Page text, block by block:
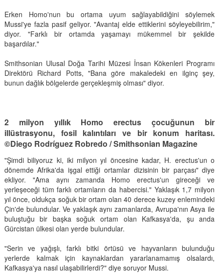
Erken Homo'nun bu ortama uyum sağlayabildiğini söylemek
Mussi'ye fazla pasif geliyor. "Avantaj elde ettiklerini söyleyebilirim,"
diyor. "Farklı bir ortamda yaşamayı mükemmel bir şekilde
başardılar."
Smithsonian Ulusal Doğa Tarihi Müzesi İnsan Kökenleri Programı
Direktörü Richard Potts, "Bana göre makaledeki en ilginç şey,
bunun dağlık bölgelerde gerçekleşmiş olması" diyor.
2 milyon yıllık Homo erectus çocuğunun bir
illüstrasyonu, fosil kalıntıları ve bir konum haritası.
©Diego Rodríguez Robredo / Smithsonian Magazine
"Şimdi biliyoruz ki, iki milyon yıl öncesine kadar, H. erectus'un o
dönemde Afrika'da işgal ettiği ortamlar dizisinin bir parçası" diye
ekliyor. "Ama aynı zamanda Homo erectus'un gireceği ve
yerleşeceği tüm farklı ortamların da habercisi." Yaklaşık 1,7 milyon
yıl önce, oldukça soğuk bir ortam olan 40 derece kuzey enlemindeki
Çin'de bulundular. Ve yaklaşık aynı zamanlarda, Avrupa'nın Asya ile
buluştuğu bir başka soğuk ortam olan Kafkasya'da, şu anda
Gürcistan ülkesi olan yerde bulundular.
"Serin ve yağışlı, farklı bitki örtüsü ve hayvanların bulunduğu
yerlerde kalmak için kaynaklardan yararlanamamış olsalardı,
Kafkasya'ya nasıl ulaşabilirlerdi?" diye soruyor Mussi.